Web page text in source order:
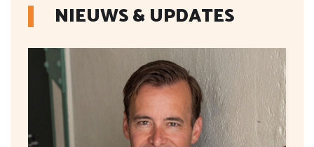
NIEUWS & UPDATES